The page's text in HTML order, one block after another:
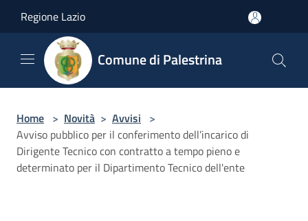
Regione Lazio
Comune di Palestrina
Home > Novità > Avvisi >
Avviso pubblico per il conferimento dell’incarico di
Dirigente Tecnico con contratto a tempo pieno e
determinato per il Dipartimento Tecnico dell'ente